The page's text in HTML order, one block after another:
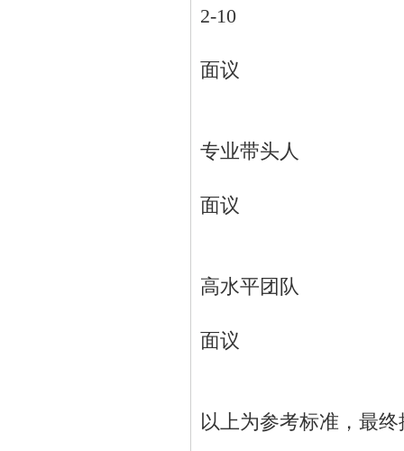
2-10
面议
专业带头人
面议
高水平团队
面议
以上为参考标准，最